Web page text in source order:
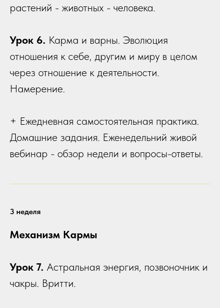
растений - животных - человека.
Урок 6. Карма и варны. Эволюция
отношения к себе, другим и миру в целом
через отношение к деятельности.
Намерение.
+ Ежедневная самостоятельная практика.
Домашние задания. Еженедельний живой
вебинар - обзор недели и вопросы-ответы.
3 неделя
Механизм Кармы
Урок 7. Астральная энергия, позвоночник и
чакры. Вритти.